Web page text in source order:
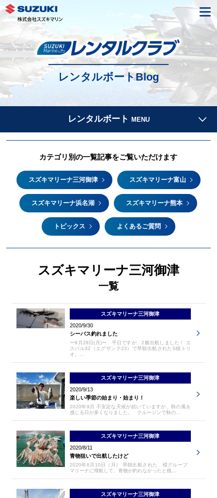
レンタルボートBlog
レンタルボート MENU
カテゴリ別の一覧記事をご覧いただけます
スズキマリーナ三河御津 スズキマリーナ富山
スズキマリーナ浜名湖 スズキマリーナ熊本
トピックス よくあるご質問
スズキマリーナ三河御津
一覧
スズキマリーナ三河御津
2020/9/30
シーバス釣れました
ー9月28日(月)ー 平日ですが、2艇出航しました！ エ
スパル32（エグザンテ23）で早朝出航されたS様トリ
オ。…
スズキマリーナ三河御津
2020/9/13
楽しい季節の始まり・始まり！
2020年9月 不安定な天候が続いていますが、秋の風を
感じる日が多くなりました。 クルージンで秋の…
スズキマリーナ三河御津
2020/8/11
青物狙いで出航したけど
2020年8月10日（月） 早朝出航された 様グループ
マリーナに帰航して、青物が釣れなかったと残…
スズキマリーナ三河御津